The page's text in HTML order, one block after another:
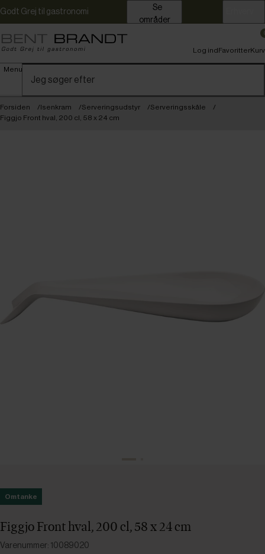
Godt Grej til gastronomi
områder
Menu
Log indFavoritterKurv
Forsiden Isenkram Serveringsudstyr
Serveringsskåle
Figgjo Front hval, 200 cl, 58 x 24 cm
Omtanke
Figgjo Front hval, 200 cl, 58 x 24 cm
Varenummer: 10089020